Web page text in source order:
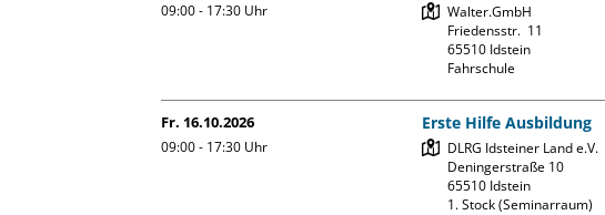
09:00 - 17:30 Uhr
Walter.GmbH
Friedensstr.  11
65510 Idstein
Fahrschule
Fr. 16.10.2026
09:00 - 17:30 Uhr
Erste Hilfe Ausbildung
DLRG Idsteiner Land e.V.
Deningerstraße 10
65510 Idstein
1. Stock (Seminarraum)